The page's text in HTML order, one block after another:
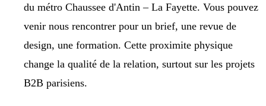
du métro Chaussee d'Antin – La Fayette. Vous pouvez
venir nous rencontrer pour un brief, une revue de
design, une formation. Cette proximite physique
change la qualité de la relation, surtout sur les projets
B2B parisiens.